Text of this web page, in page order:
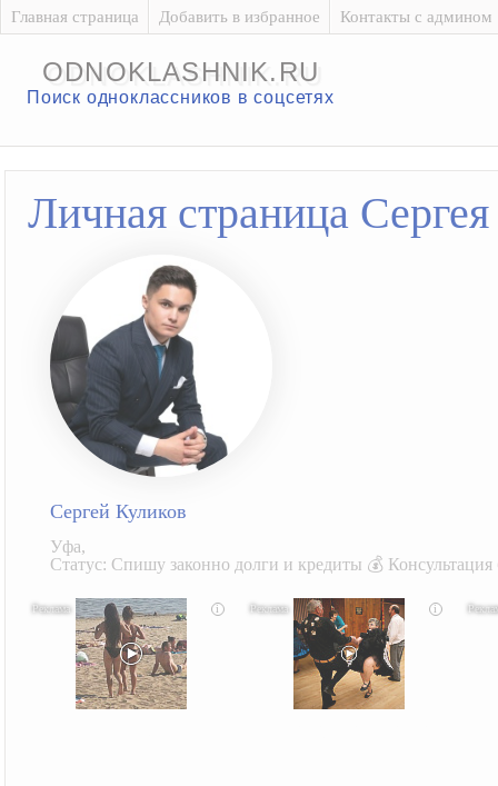
Главная страница Добавить в избранное Контакты с админом
ODNOKLASHNIK.RU
Поиск одноклассников в соцсетях
Личная страница
Сергей Куликов
Уфа,
Статус: Спишу законно долги и кредиты 💰 Консультация
i i